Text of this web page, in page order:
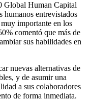
Global Human Capital
humanos entrevistados
muy importante en los
comentó que más de
sus habilidades en
nuevas alternativas de
, y de asumiruna
a sus colaboradores
de forma inmediata.